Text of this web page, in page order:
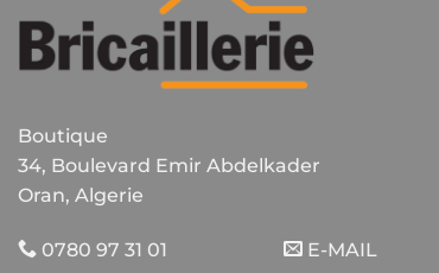
Boutique
34, Boulevard Emir Abdelkader
Oran, Algerie
0780 97 31 01 E-MAIL